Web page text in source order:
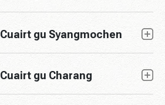
Cuairt gu Syangmochen
Cuairt gu Charang